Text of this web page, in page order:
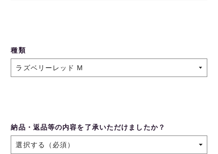
種類
納品・返品等の内容を了承いただけましたか？